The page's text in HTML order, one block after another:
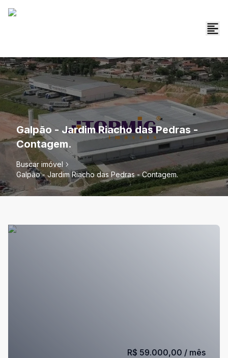
Galpão - Jardim Riacho das Pedras -
Contagem.
Buscar imóvel
Galpão - Jardim Riacho das Pedras - Contagem.
R$ 59.000,00 / mês